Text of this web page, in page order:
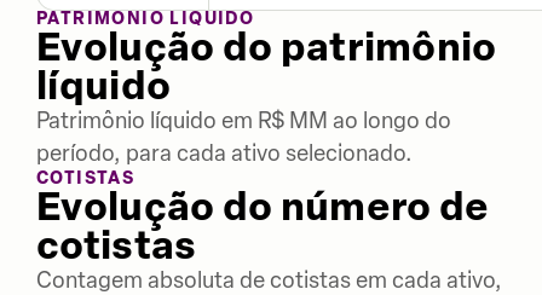
PATRIMÔNIO LÍQUIDO
Evolução do patrimônio
líquido
Patrimônio líquido em R$ MM ao longo do
período, para cada ativo selecionado.
COTISTAS
Evolução do número de
cotistas
Contagem absoluta de cotistas em cada ativo,